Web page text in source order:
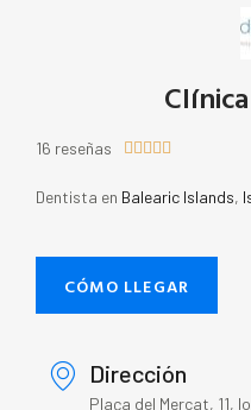
16 reseñas     
Dentista en Balearic Islands,
CÓMO LLEGAR
Dirección
Plaça del Mercat, 11,